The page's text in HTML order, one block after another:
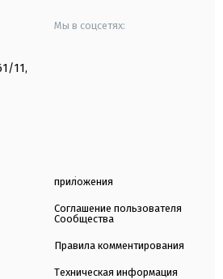
11,
Мы в соцсетях:
приложения
Соглашение пользователя
Сообщества
Правила комментирования
Техническая информация